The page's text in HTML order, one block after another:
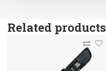
Related products